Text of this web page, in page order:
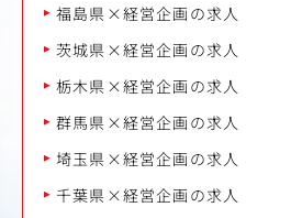
福島県×経営企画の求人
茨城県×経営企画の求人
栃木県×経営企画の求人
群馬県×経営企画の求人
埼玉県×経営企画の求人
千葉県×経営企画の求人